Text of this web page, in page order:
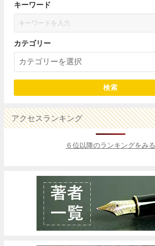
キーワード
カテゴリー
検索
アクセスランキング
６位以降のランキングをみる